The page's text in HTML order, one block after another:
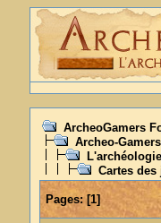
ArcheoGamers
Archeo-Gamers
Cartes
Pages:[1]